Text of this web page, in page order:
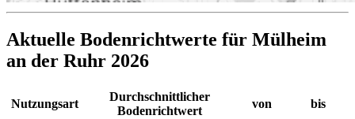
Aktuelle Bodenrichtwerte für Mülheim
an der Ruhr 2026
Nutzungsart
Durchschnittlicher
Bodenrichtwert
von bis